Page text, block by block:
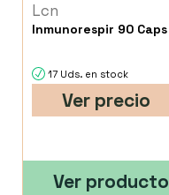
Lcn
Inmunorespir 90 Caps
17 Uds. en stock
Ver precio
Ver producto